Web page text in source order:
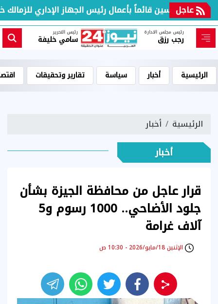
عاجل
رئيس مجلس الادارة
رجب رزق
رئيس التحرير
سامي خليفة
الرئيسية أخبار سياسة تقارير وتحقيقات
الرئيسية أخبار
أخبار
قرار عاجل من محافظة الجيزة بشأن
جلود الأضاحي.. 1000 رسوم و5
آلاف غرامة
الإثنين 18/مايو/2026 - 10:30 ص